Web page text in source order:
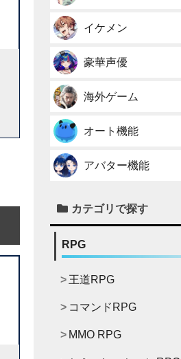
イケメン
豪華声優
海外ゲーム
オート機能
アバター機能
カテゴリで探す
RPG
王道RPG
コマンドRPG
MMO RPG